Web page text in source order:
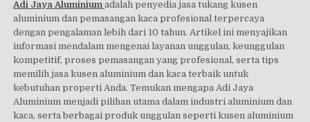
Adi Jaya Aluminium adalah penyedia jasa tukang kusen
aluminium dan pemasangan kaca profesional terpercaya
dengan pengalaman lebih dari 10 tahun. Artikel ini menyajikan
informasi mendalam mengenai layanan unggulan, keunggulan
kompetitif, proses pemasangan yang profesional, serta tips
memilih jasa kusen aluminium dan kaca terbaik untuk
kebutuhan properti Anda. Temukan mengapa Adi Jaya
Aluminium menjadi pilihan utama dalam industri aluminium dan
kaca, serta berbagai produk unggulan seperti kusen aluminium